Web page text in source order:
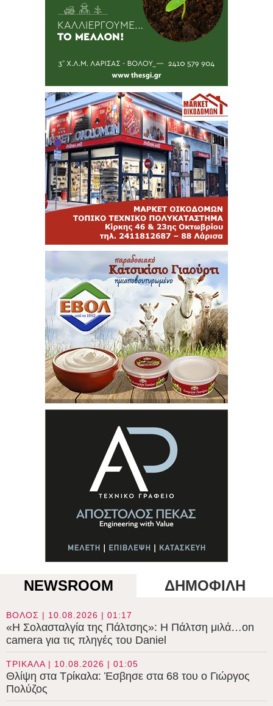
NEWSROOM ΔΗΜΟΦΙΛΗ
ΒΟΛΟΣ | 10.08.2026 | 01:17
«Η Σολασταλγία της Πάλτσης»: Η Πάλτση μιλά…on
camera για τις πληγές του Daniel
ΤΡΙΚΑΛΑ | 10.08.2026 | 01:05
Θλίψη στα Τρίκαλα: Έσβησε στα 68 του ο Γιώργος
Πολύζος